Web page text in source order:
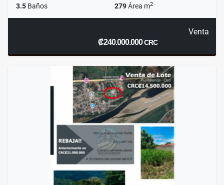
3.5 Baños 279Área m2
Venta
₡240.000.000CRC